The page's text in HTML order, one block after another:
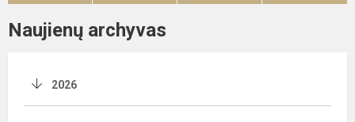
Naujienų archyvas
2026